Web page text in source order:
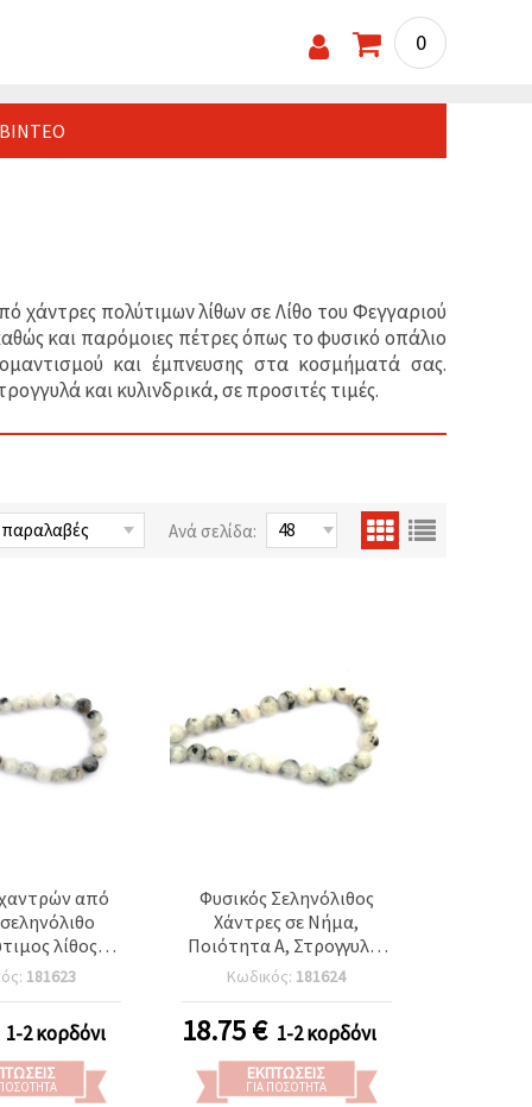
0
ΒΊΝΤΕΟ
χάντρες πολύτιμων λίθων σε Λίθο του Φεγγαριού
και παρόμοιες πέτρες όπως το φυσικό οπάλιο
και έμπνευσης στα κοσμήματά σας.
και κυλινδρικά, σε προσιτές τιμές.
Ανά σελίδα:
από
λίθος),
στρογγυλές
~45 τεμ.
181623
1-2 κορδόνι
Φυσικός Σεληνόλιθος
Χάντρες σε Νήμα,
Ποιότητα Α, Στρογγυλές
10 mm, περ. 40 τεμ. –
Ημιπολύτιμες χάντρες
για κατασκευή
κοσμημάτων, DIY
βραχιόλια & κολιέ
Κωδικός: 181624
18.75€ 1-2 κορδόνι
ΕΚΠΤΏΣΕΙΣ
ΓΙΑ ΠΟΣΌΤΗΤΑ